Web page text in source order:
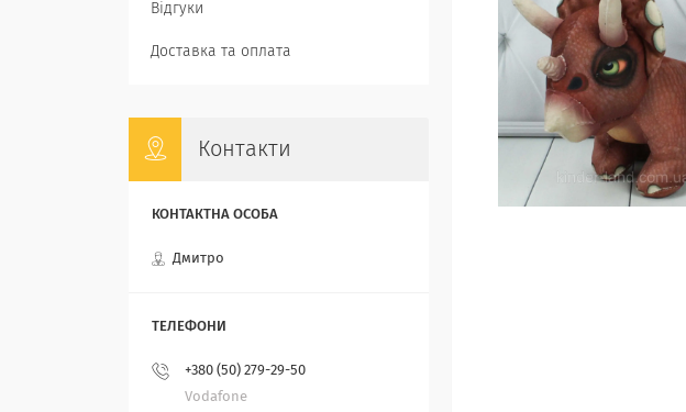
Відгуки
Доставка та оплата
Контакти
Дмитро
+380 (50) 279-29-50
Vodafone